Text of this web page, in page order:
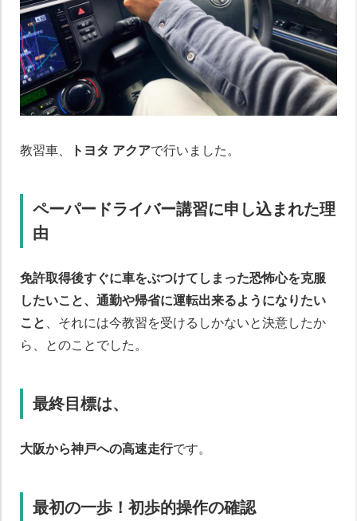
教習車、 トヨタ アクアで行いました。
ペーパードライバー講習に申し込まれた理
由
免許取得後すぐに車をぶつけてしまった恐怖心を克服
したいこと、通勤や帰省に運転出来るようになりたい
こと 、それには今教習を受けるしかないと決意したか
ら、とのことでした。
最終目標は、
大阪から神戸への高速走行です。
最初の一歩！初歩的操作の確認